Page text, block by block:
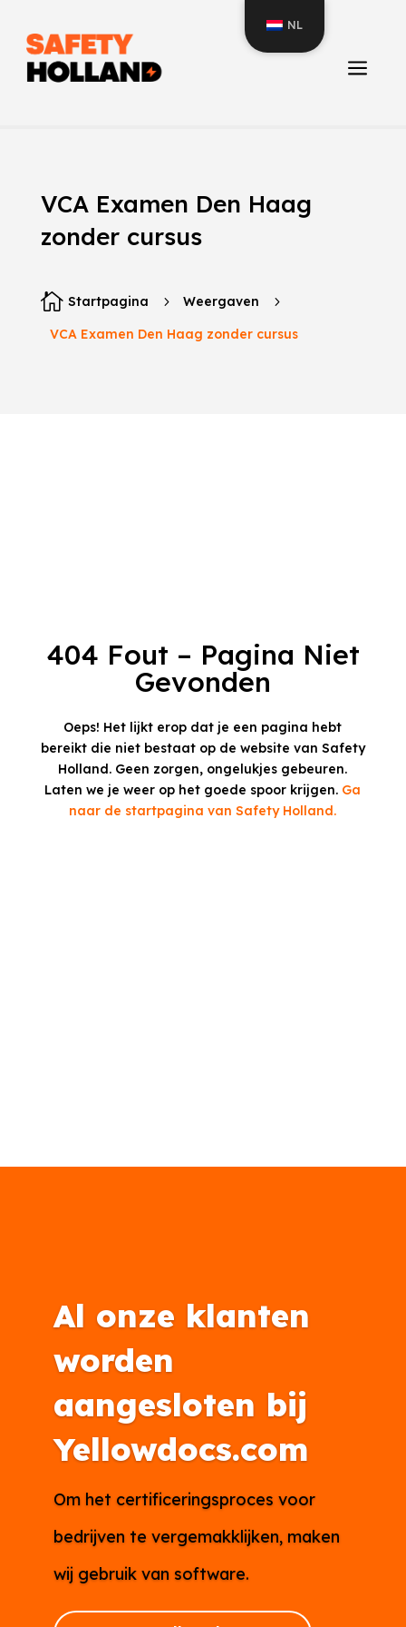
a
VCA Examen Den Haag
zonder cursus
 Startpagina 5 Weergaven
5
VCA Examen Den Haag zonder cursus
404 Fout – Pagina Niet
Gevonden
Oeps! Het lijkt erop dat je een pagina hebt
bereikt die niet bestaat op de website van Safety
Holland. Geen zorgen, ongelukjes gebeuren.
Laten we je weer op het goede spoor krijgen. Ga
naar de startpagina van Safety Holland.
Al onze klanten
worden
aangesloten bij
Yellowdocs.com
Om het certificeringsproces voor
bedrijven te vergemakklijken, maken
wij gebruik van software.
NL